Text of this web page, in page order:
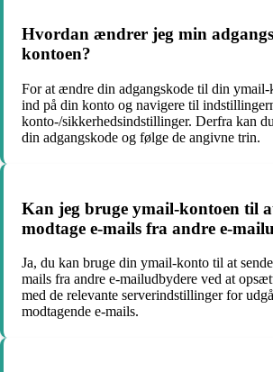
Hvordan ændrer jeg min
kontoen?
For at ændre din adgangskode til din
ind på din konto og navigere til
konto-/sikkerhedsindstillinger. Derfra kan
din adgangskode og følge de angivne trin.
Kan jeg bruge ymail-kontoen til
modtage e-mails fra andre e-
Ja, du kan bruge din ymail-konto til at
mails fra andre e-mailudbydere ved at
med de relevante serverindstillinger for
modtagende e-mails.